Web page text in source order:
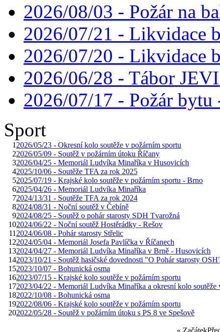
2026/08/03 - Požár na
2026/07/21 - Likvidace
2026/07/20 - Likvidace
2026/06/28 - Tábor
2026/07/17 - Požár
Sport
1 2026/05/23 - Okresní kolo soutěže v požárním sportu
22026/05/09 - Soutěž v požárním útoku Říčany
32026/04/25 - Memoriál Ludvíka Minaříka v Husovicích
42025/10/06 - Soutěže TFA za rok 2025
52025/07/19 - Krajské kolo soutěže v požárním sportu - Brno
62025/04/26 - Memoriál Ludvíka Minaříka
72024/13/31 - Soutěže TFA za rok 2024
82024/08/31 - Noční soutěž v Čebíně
92024/08/25 - Soutěž o pohár starosty SDH Tvarožná
102024/06/22 - Noční soutěž Hostěrádky - Rešov
11 2024/06/08 - Pohár starosty Střelic
122024/05/04 - Memoriál Josefa Pavlíčka v Říčanech
132024/04/27 - Memoriál Ludvíka Minaříka v Brně - Husovicích
142023/10/21 - Soutěž hasičské dovednosti "O Pohár starosty
152023/10/07 - Bohunická osma
162023/07/15 - Krajské kolo soutěže v požárním sportu
172023/04/22 - Memoriál Ludvíka Minaříka a okresní kolo soutěže
182022/10/08 - Bohunická osma
192022/08/06 - Krajské kolo soutěže v požárním sportu
202022/05/28 - Soutěž v požárním útoku s PS 8 ve Spešově
« Začátek